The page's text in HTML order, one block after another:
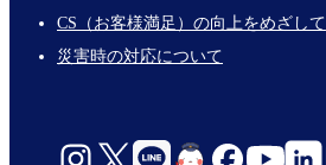
CS（お客様満足）の向上をめざして
災害時の対応について
social-